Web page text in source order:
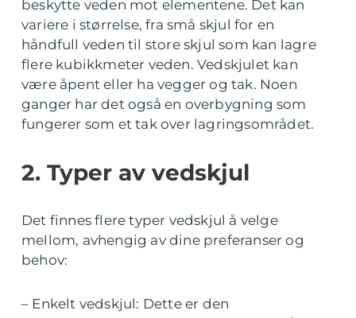
beskytte veden mot elementene. Det kan
variere i størrelse, fra små skjul for en
håndfull veden til store skjul som kan lagre
flere kubikkmeter veden. Vedskjulet kan
være åpent eller ha vegger og tak. Noen
ganger har det også en overbygning som
fungerer som et tak over lagringsområdet.
2. Typer av vedskjul
Det finnes flere typer vedskjul å velge
mellom, avhengig av dine preferanser og
behov:
– Enkelt vedskjul: Dette er den